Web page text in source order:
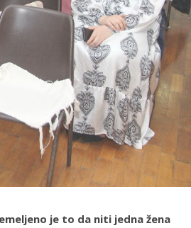
je to da niti jedna žena